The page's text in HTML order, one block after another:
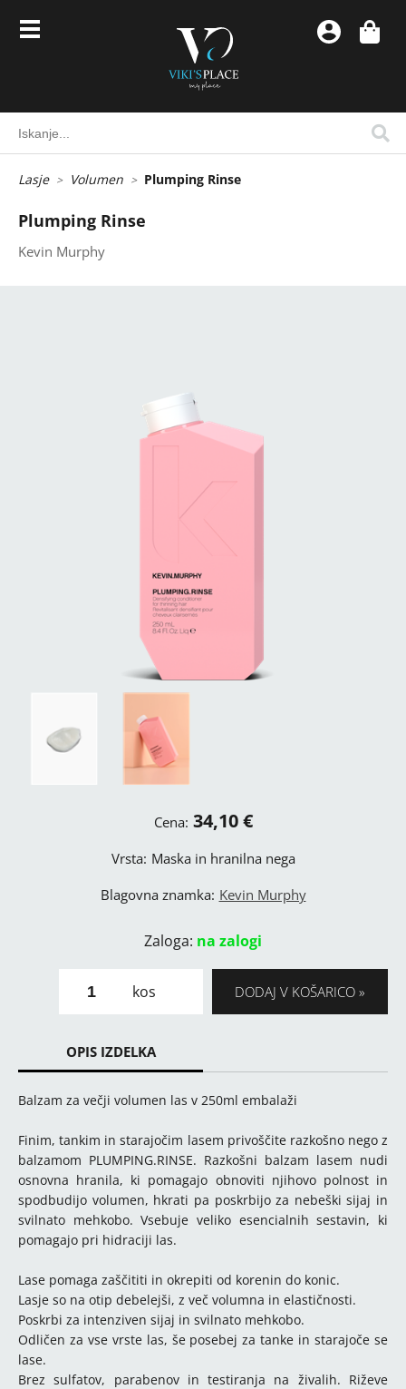
Lasje Volumen Plumping Rinse
Plumping Rinse
Kevin Murphy
Cena: 34,10 €
Vrsta: Maska in hranilna nega
Blagovna znamka: Kevin Murphy
Zaloga: na zalogi
DODAJ V KOŠARICO
kos
OPIS IZDELKA
Balzam za večji volumen las v 250ml embalaži
Finim, tankim in starajočim lasem privoščite razkošno nego z
balzamom PLUMPING.RINSE. Razkošni balzam lasem nudi
osnovna hranila, ki pomagajo obnoviti njihovo polnost in
spodbudijo volumen, hkrati pa poskrbijo za nebeški sijaj in
svilnato mehkobo. Vsebuje veliko esencialnih sestavin, ki
pomagajo pri hidraciji las.
Lase pomaga zaščititi in okrepiti od korenin do konic.
Lasje so na otip debelejši, z več volumna in elastičnosti.
Poskrbi za intenziven sijaj in svilnato mehkobo.
Odličen za vse vrste las, še posebej za tanke in starajoče se
lase.
Brez sulfatov, parabenov in testiranja na živalih. Riževe